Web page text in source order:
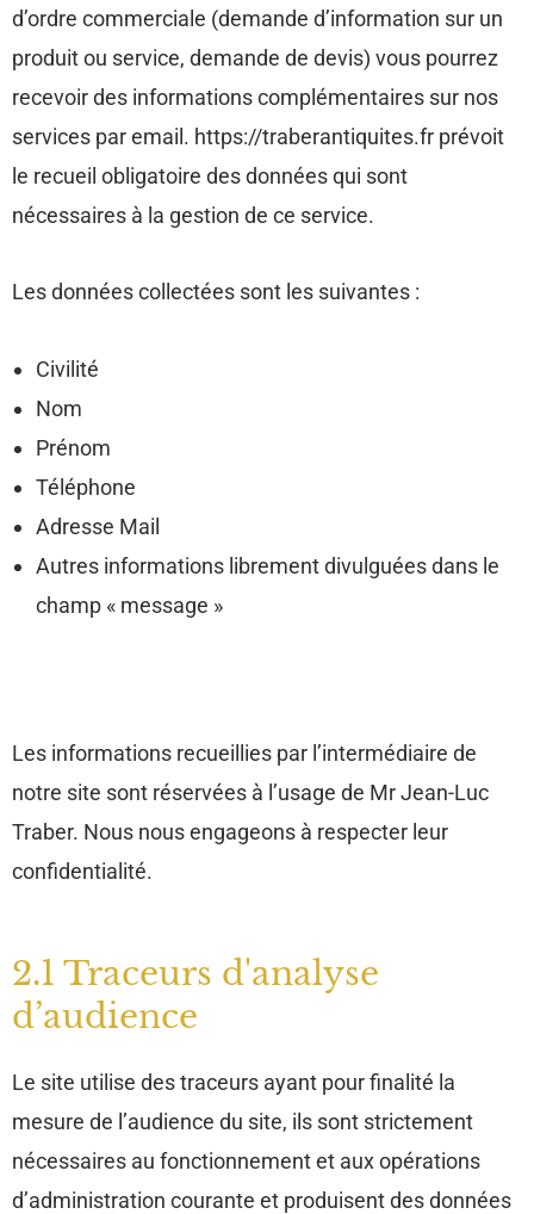
d’ordre commerciale (demande d’information sur un
produit ou service, demande de devis) vous pourrez
recevoir des informations complémentaires sur nos
services par email. https://traberantiquites.fr prévoit
le recueil obligatoire des données qui sont
nécessaires à la gestion de ce service.
Les données collectées sont les suivantes :
Civilité
Nom
Prénom
Téléphone
Adresse Mail
Autres informations librement divulguées dans le
champ « message »
Les informations recueillies par l’intermédiaire de
notre site sont réservées à l’usage de Mr Jean-Luc
Traber. Nous nous engageons à respecter leur
confidentialité.
2.1 Traceurs d'analyse
d’audience
Le site utilise des traceurs ayant pour finalité la
mesure de l’audience du site, ils sont strictement
nécessaires au fonctionnement et aux opérations
d’administration courante et produisent des données